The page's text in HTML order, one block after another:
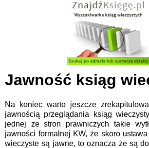
Jawność ksiąg
Na koniec warto jeszcze
jawnością przeglądania ksiąg
jednej ze stron prawniczych takie
jawności formalnej KW, że skoro
wieczyste są jawne, to oznacza że są